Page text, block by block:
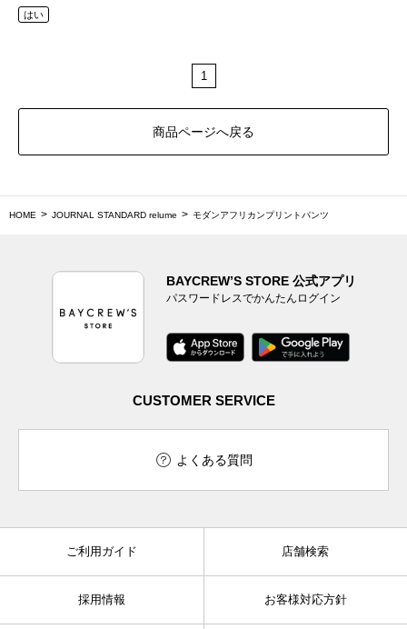
はい
1
商品ページへ戻る
HOME JOURNAL STANDARD relume モダンアフリカンプリントパンツ
BAYCREW’S STORE 公式アプリ
パスワードレスでかんたんログイン
CUSTOMER SERVICE
よくある質問
ご利用ガイド 店舗検索
採用情報 お客様対応方針